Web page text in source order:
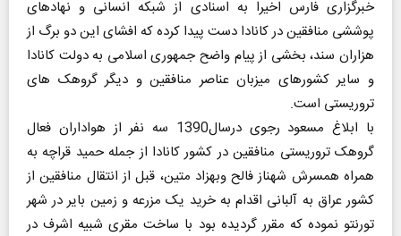
خبرگزاری فارس اخیرا به اسنادی از شبکه انسانی و نهادهای
پوششی منافقین در کانادا دست پیدا کرده که افشای این دو برگ از
هزاران سند، بخشی از پیام واضح جمهوری اسلامی به دولت کانادا
و سایر کشورهای میزبان عناصر منافقین و دیگر گروهک های
تروریستی است.
با ابلاغ مسعود رجوی درسال1390 سه نفر از هواداران فعال
گروهک تروریستی منافقین در کشور کانادا از جمله حمید قراچه به
همراه همسرش شهناز فالح وبهزاد متین، قبل از انتقال منافقین از
کشور عراق به آلبانی اقدام به خرید یک مزرعه و زمین بایر در شهر
تورنتو نموده که مقرر گردیده بود با ساخت مقری شبیه اشرف در